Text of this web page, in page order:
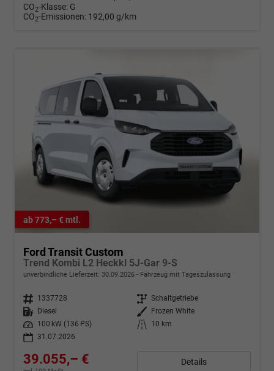
CO2-Klasse: G
CO2-Emissionen: 192,00 g/km
ab 773,– € mtl.
Ford Transit Custom
Trend Kombi L2 Heckkl 5J-Gar 9-S
unverbindliche Lieferzeit: 30.09.2026 Fahrzeug mit Tageszulassung
Fahrzeugnr. 1337728 Getriebe Schaltgetriebe
Kraftstoff
Diesel Außenfarbe
Frozen White
Leistung
100 kW (136 PS) Kilometerstand
10 km
31.07.2026
39.055,– € Details